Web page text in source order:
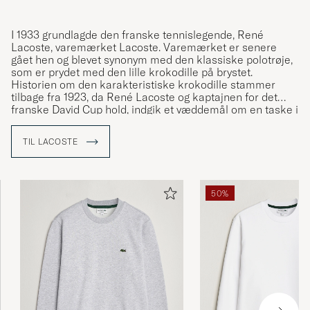
Mycket Nöjd. Dessutom ultrasnabb leverans
STEFAN R KØBTE PÅ CAREOFCARL.SE
Fina bra kläder
ELISABETH J KØBTE PÅ CAREOFCARL.SE
I 1933 grundlagde den franske tennislegende, René
Lacoste, varemærket Lacoste. Varemærket er senere
gået hen og blevet synonym med den klassiske polotrøje,
som er prydet med den lille krokodille på brystet.
Historien om den karakteristiske krokodille stammer
tilbage fra 1923, da René Lacoste og kaptajnen for det
franske David Cup hold, indgik et væddemål om en taske i
alligatorskind. Væddemålet fik så meget medieomtale, at
hurtig til at udnytte. K
broderet på René Lacostes blazer, som han havde på når
polotrøjer, at logoet for alvor er blevet kendt.
TIL LACOSTE
50%